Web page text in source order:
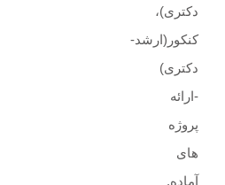
دکتری)،
کنکور(ارشد-
دکتری)
-ارائه
پروژه
های
آماده.